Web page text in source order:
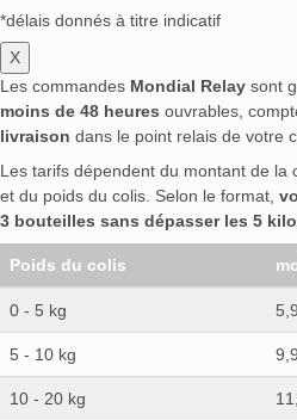
*délais donnés à titre indicatif
X
Les commandes Mondial Relay sont
moins de 48 heures ouvrables,
livraison dans le point relais de votre
Les tarifs dépendent du montant de la
et du poids du colis. Selon le format,
3 bouteilles sans dépasser les 5
Poids du colis
0 - 5 kg
5 - 10 kg
10 - 20 kg